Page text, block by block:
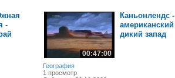
-
00:47:00
География
1 просмотр
Каньонлендс -
американский
дикий запад